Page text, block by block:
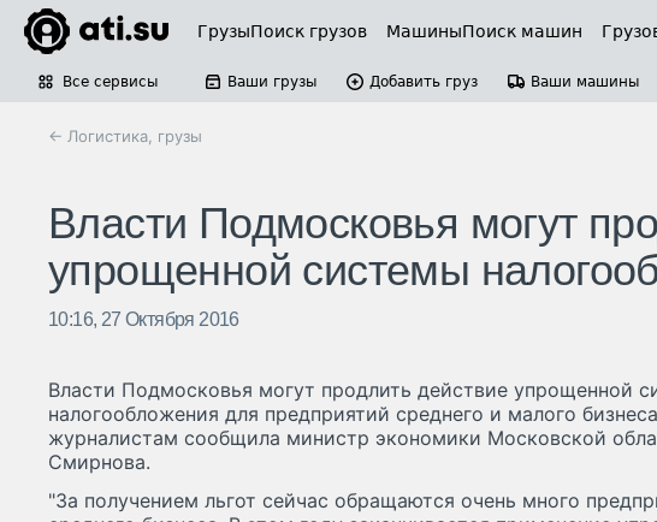
ГрузыПоиск грузов МашиныПоиск машин
Все сервисы Ваши грузы Добавить груз Ваши машины
← Логистика, грузы
Власти Подмосковья могут
упрощенной системы
10:16, 27 Октября 2016
Власти Подмосковья могут продлить действие упрощенной
налогообложения для предприятий среднего и малого
журналистам сообщила министр экономики Московской
Смирнова.
"За получением льгот сейчас обращаются очень много